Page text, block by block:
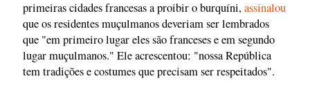
primeiras cidades francesas a proibir o burquíni,assinalou
que os residentes muçulmanos deveriam ser lembrados
que "em primeiro lugar eles são franceses e em segundo
lugar muçulmanos." Ele acrescentou: "nossa República
tem tradições e costumes que precisam ser respeitados".